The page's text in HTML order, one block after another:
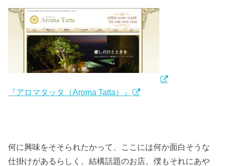
『アロマタッタ（Aroma Tatta）』
何に興味をそそられたかって、ここには何か面白そうな
仕掛けがあるらしく、結構話題のお店。僕もそれにあや